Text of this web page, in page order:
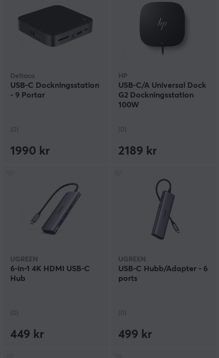
Deltaco
USB-C Dockningsstation
- 9 Portar
(0)
1990 kr
HP
USB-C/A Universal Dock
G2 Dockningsstation
100W
(0)
2189 kr
UGREEN
6-in-1 4K HDMI USB-C
Hub
(0)
449 kr
UGREEN
USB-C Hubb/Adapter - 6
ports
(0)
499 kr